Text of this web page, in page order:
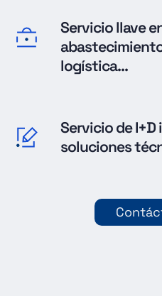
Servicio llave
logística...
Servicio de
soluciones